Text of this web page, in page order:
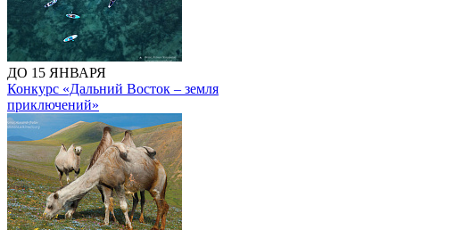
ДО 15 ЯНВАРЯ
Конкурс «Дальний Восток – земля
приключений»